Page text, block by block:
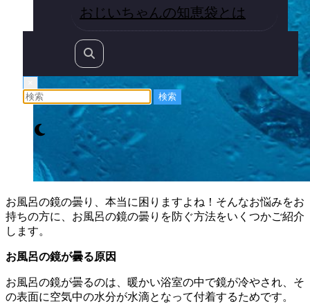
おじいちゃんの知恵袋とは
お風呂の鏡の曇り、本当に困りますよね！そんなお悩みをお
持ちの方に、お風呂の鏡の曇りを防ぐ方法をいくつかご紹介
します。
お風呂の鏡が曇る原因
お風呂の鏡が曇るのは、暖かい浴室の中で鏡が冷やされ、そ
の表面に空気中の水分が水滴となって付着するためです。